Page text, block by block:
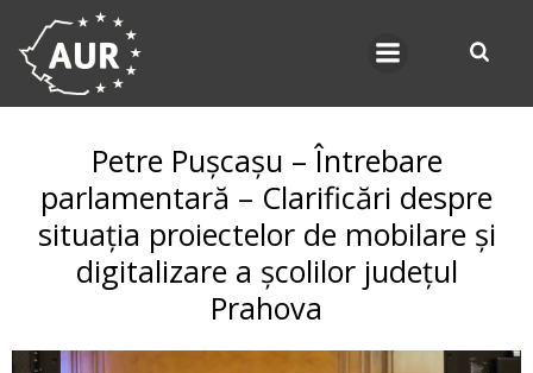
Petre Pușcașu – Întrebare
parlamentară – Clarificări despre
situația proiectelor de mobilare și
digitalizare a școlilor județul
Prahova